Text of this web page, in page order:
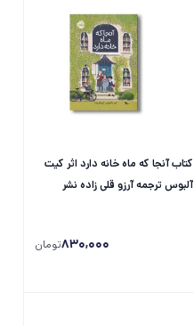
کتاب آنجا که ماه خانه دارد اثر کیت
آلبوس ترجمه آرزو قلی زاده نشر
830,000تومان